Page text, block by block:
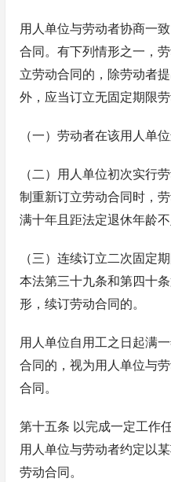
用人单位与劳动者协商一
合同。有下列情形之一，
立劳动合同的，除劳动者
外，应当订立无固定期限劳
（一）劳动者在该用人单
（二）用人单位初次实行
制重新订立劳动合同时，
满十年且距法定退休年龄不
（三）连续订立二次固定
本法第三十九条和第四十
形，续订劳动合同的。
用人单位自用工之日起满
合同的，视为用人单位与
合同。
第十五条 以完成一定工作
用人单位与劳动者约定以
劳动合同。